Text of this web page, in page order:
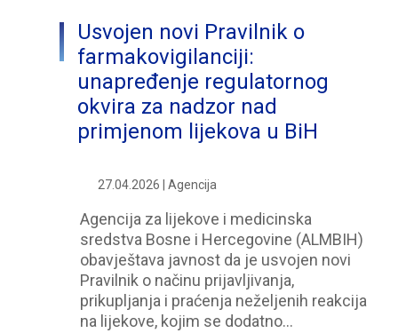
Usvojen novi Pravilnik o
farmakovigilanciji:
unapređenje regulatornog
okvira za nadzor nad
primjenom lijekova u BiH
27.04.2026 | Agencija
Agencija za lijekove i medicinska
sredstva Bosne i Hercegovine (ALMBIH)
obavještava javnost da je usvojen novi
Pravilnik o načinu prijavljivanja,
prikupljanja i praćenja neželjenih reakcija
na lijekove, kojim se dodatno…